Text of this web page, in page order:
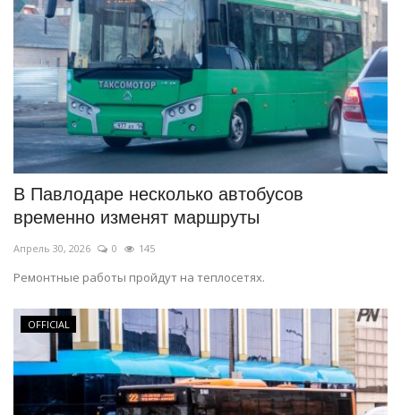
В Павлодаре несколько автобусов
временно изменят маршруты
Апрель 30, 2026 0 145
Ремонтные работы пройдут на теплосетях.
OFFICIAL